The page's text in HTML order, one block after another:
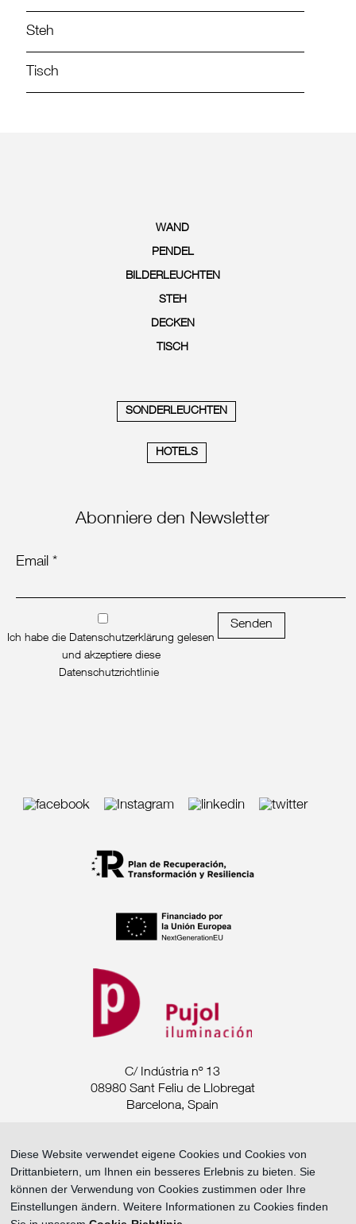
Steh
Tisch
WAND
PENDEL
BILDERLEUCHTEN
STEH
DECKEN
TISCH
SONDERLEUCHTEN
HOTELS
Abonniere den Newsletter
Email *
Ich habe die Datenschutzerklärung gelesen
und akzeptiere diese
Datenschutzrichtlinie
Senden
C/ Indústria nº 13
08980 Sant Feliu de Llobregat
Barcelona, Spain
Tel. +34 93 685 7880
Rechtliche Mitteilung ·
Diese Website verwendet eigene Cookies und Cookies von
Drittanbietern, um Ihnen ein besseres Erlebnis zu bieten. Sie
können der Verwendung von Cookies zustimmen oder Ihre
Einstellungen ändern. Weitere Informationen zu Cookies finden